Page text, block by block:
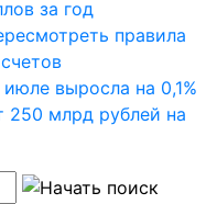
за год
правила
выросла на 0,1%
250 млрд рублей на